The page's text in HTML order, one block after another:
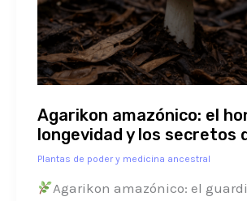
Agarikon amazónico: el
longevidad y los secretos
Plantas de poder y medicina ancestral
Agarikon amazónico: el
la
longevidad
y
los
de
la
selva